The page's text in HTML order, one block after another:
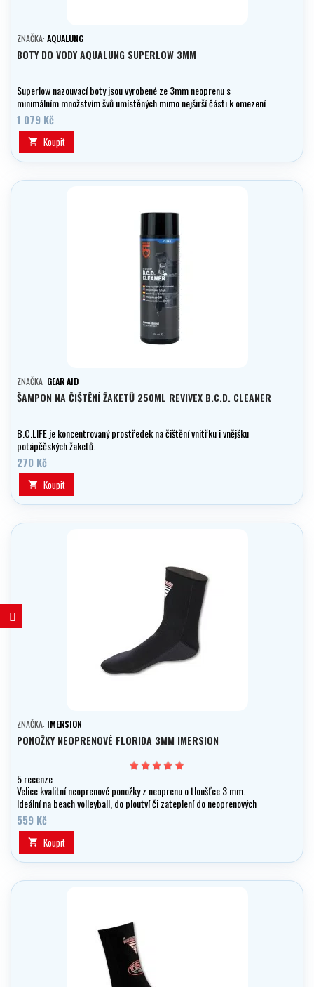
ZNAČKA: AQUALUNG
BOTY DO VODY AQUALUNG SUPERLOW 3MM
Superlow nazouvací boty jsou vyrobené ze 3mm neoprenu s
minimálním množstvím švů umístěných mimo nejširší části k omezení
vnitřního tření.
1 079 Kč
 Koupit
ZNAČKA: GEAR AID
ŠAMPON NA ČIŠTĚNÍ ŽAKETŮ 250ML REVIVEX B.C.D. CLEANER
B.C.LIFE je koncentrovaný prostředek na čištění vnitřku i vnějšku
potápěčských žaketů.
270 Kč
 Koupit
ZNAČKA: IMERSION
PONOŽKY NEOPRENOVÉ FLORIDA 3MM IMERSION
5 recenze
Velice kvalitní neoprenové ponožky z neoprenu o tloušťce 3 mm.
Ideální na beach volleyball, do ploutví či zateplení do neoprenových
bot.
559 Kč
 Koupit